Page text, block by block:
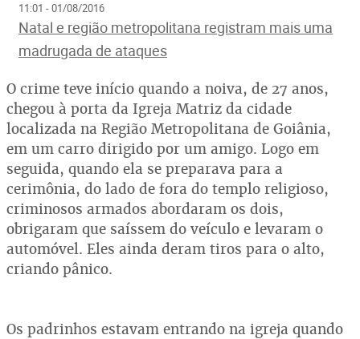
11:01 - 01/08/2016
Natal e região metropolitana registram mais uma
madrugada de ataques
O crime teve início quando a noiva, de 27 anos,
chegou à porta da Igreja Matriz da cidade
localizada na Região Metropolitana de Goiânia,
em um carro dirigido por um amigo. Logo em
seguida, quando ela se preparava para a
cerimônia, do lado de fora do templo religioso,
criminosos armados abordaram os dois,
obrigaram que saíssem do veículo e levaram o
automóvel. Eles ainda deram tiros para o alto,
criando pânico.
Os padrinhos estavam entrando na igreja quando